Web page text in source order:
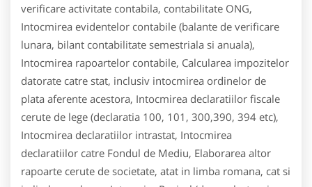
verificare activitate contabila, contabilitate ONG,
Intocmirea evidentelor contabile (balante de verificare
lunara, bilant contabilitate semestriala si anuala),
Intocmirea rapoartelor contabile, Calcularea impozitelor
datorate catre stat, inclusiv intocmirea ordinelor de
plata aferente acestora, Intocmirea declaratiilor fiscale
cerute de lege (declaratia 100, 101, 300,390, 394 etc),
Intocmirea declaratiilor intrastat, Intocmirea
declaratiilor catre Fondul de Mediu, Elaborarea altor
rapoarte cerute de societate, atat in limba romana, cat si